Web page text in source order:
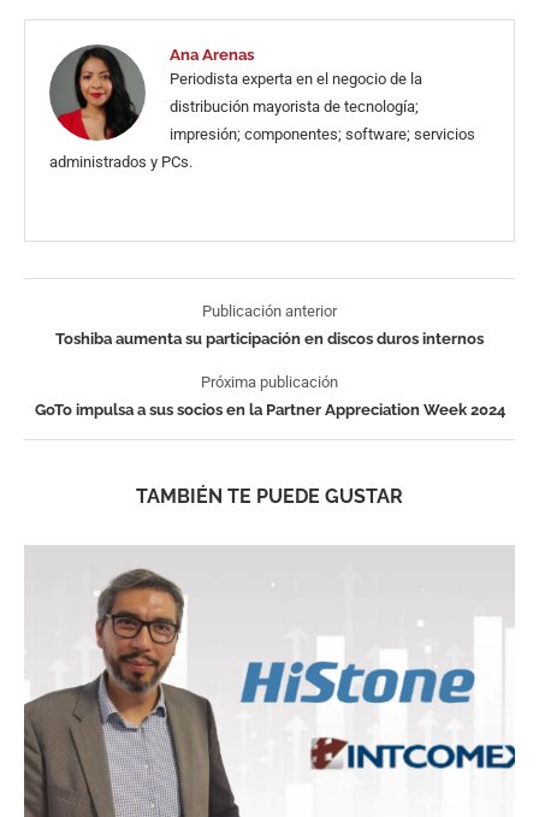
Ana Arenas
Periodista experta en el negocio de la
distribución mayorista de tecnología;
impresión; componentes; software; servicios
administrados y PCs.
Publicación anterior
Toshiba aumenta su participación en discos duros internos
Próxima publicación
GoTo impulsa a sus socios en la Partner Appreciation Week 2024
TAMBIÉN TE PUEDE GUSTAR